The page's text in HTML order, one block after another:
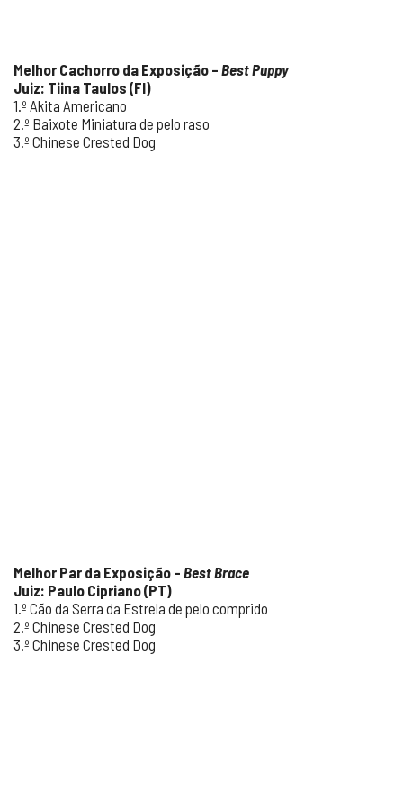
Melhor Cachorro da Exposição – Best Puppy
Juiz: Tiina Taulos (FI)
1.º Akita Americano
2.º Baixote Miniatura de pelo raso
3.º Chinese Crested Dog
Melhor Par da Exposição – Best Brace
Juiz: Paulo Cipriano (PT)
1.º Cão da Serra da Estrela de pelo comprido
2.º Chinese Crested Dog
3.º Chinese Crested Dog